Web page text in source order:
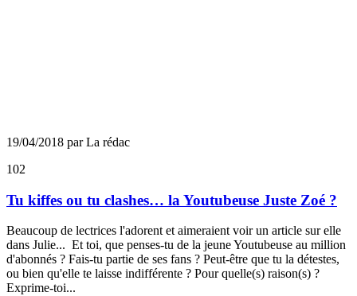
19/04/2018 par La rédac
102
Tu kiffes ou tu clashes… la Youtubeuse Juste Zoé ?
Beaucoup de lectrices l'adorent et aimeraient voir un article sur elle
dans Julie... Et toi, que penses-tu de la jeune Youtubeuse au million
d'abonnés ? Fais-tu partie de ses fans ? Peut-être que tu la détestes,
ou bien qu'elle te laisse indifférente ? Pour quelle(s) raison(s) ?
Exprime-toi...